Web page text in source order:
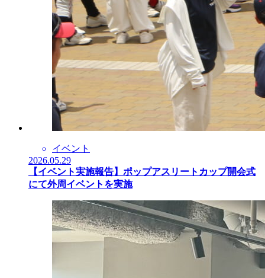
イベント
2026.05.29
【イベント実施報告】ポップアスリートカップ開会式
にて外周イベントを実施